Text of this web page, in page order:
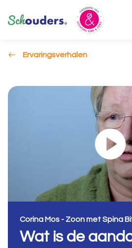
Ervaringsverhalen
Corina Mos - Zoon met Spina
Wat is de